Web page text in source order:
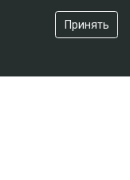
Принять